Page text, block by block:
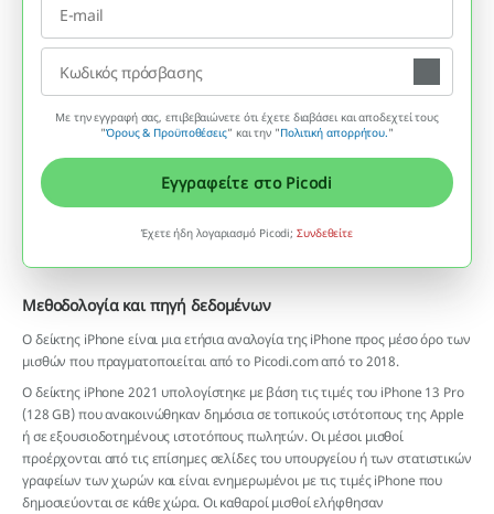
Με την εγγραφή σας, επιβεβαιώνετε ότι έχετε διαβάσει και αποδεχτεί τους
"Όρους & Προϋποθέσεις” και την "Πολιτική απορρήτου."
Εγγραφείτε στο Picodi
Έχετε ήδη λογαριασμό Picodi;Συνδεθείτε
Μεθοδολογία και πηγή δεδομένων
Ο δείκτης iPhone είναι μια ετήσια αναλογία της iPhone προς μέσο όρο των
μισθών που πραγματοποιείται από το Picodi.com από το 2018.
Ο δείκτης iPhone 2021 υπολογίστηκε με βάση τις τιμές του iPhone 13 Pro
(128 GB) που ανακοινώθηκαν δημόσια σε τοπικούς ιστότοπους της Apple
ή σε εξουσιοδοτημένους ιστοτόπους πωλητών. Οι μέσοι μισθοί
προέρχονται από τις επίσημες σελίδες του υπουργείου ή των στατιστικών
γραφείων των χωρών και είναι ενημερωμένοι με τις τιμές iPhone που
δημοσιεύονται σε κάθε χώρα. Οι καθαροί μισθοί ελήφθησαν